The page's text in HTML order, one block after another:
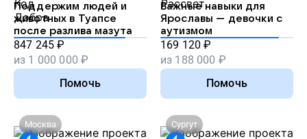
Поддержим людей и
животных в Туапсе
после разлива мазута
847 245 ₽
из 1 000 000 ₽
Помочь
Важные навыки для
Ярославы — девочки с
аутизмом
169 120 ₽
из 188 000 ₽
Помочь
Москва
Сургут